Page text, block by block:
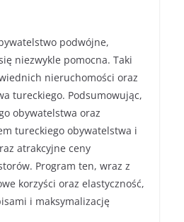
podwójne,
niezwykle pomocna. Taki
nieruchomości oraz
tureckiego. Podsumowując,
obywatelstwa oraz
tureckiego obywatelstwa i
atrakcyjne ceny
Program ten, wraz z
korzyści oraz elastyczność,
i maksymalizację